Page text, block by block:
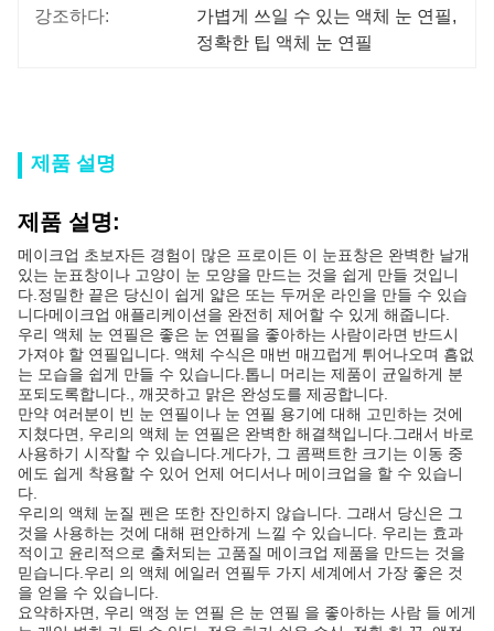
강조하다:
가볍게 쓰일 수 있는 액체 눈 연필
정확한 팁 액체 눈 연필
제품 설명
제품 설명:
메이크업 초보자든 경험이 많은 프로이든 이 눈표창은 완벽한 날개
있는 눈표창이나 고양이 눈 모양을 만드는 것을 쉽게 만들 것입니
다.정밀한 끝은 당신이 쉽게 얇은 또는 두꺼운 라인을 만들 수 있습
니다메이크업 애플리케이션을 완전히 제어할 수 있게 해줍니다.
우리 액체 눈 연필은 좋은 눈 연필을 좋아하는 사람이라면 반드시
가져야 할 연필입니다. 액체 수식은 매번 매끄럽게 튀어나오며 흠없
는 모습을 쉽게 만들 수 있습니다.톱니 머리는 제품이 균일하게 분
포되도록합니다., 깨끗하고 맑은 완성도를 제공합니다.
만약 여러분이 빈 눈 연필이나 눈 연필 용기에 대해 고민하는 것에
지쳤다면, 우리의 액체 눈 연필은 완벽한 해결책입니다.그래서 바로
사용하기 시작할 수 있습니다.게다가, 그 콤팩트한 크기는 이동 중
에도 쉽게 착용할 수 있어 언제 어디서나 메이크업을 할 수 있습니
다.
우리의 액체 눈질 펜은 또한 잔인하지 않습니다. 그래서 당신은 그
것을 사용하는 것에 대해 편안하게 느낄 수 있습니다. 우리는 효과
적이고 윤리적으로 출처되는 고품질 메이크업 제품을 만드는 것을
믿습니다.우리 의 액체 에일러 연필두 가지 세계에서 가장 좋은 것
을 얻을 수 있습니다.
요약하자면, 우리 액정 눈 연필 은 눈 연필 을 좋아하는 사람 들 에게